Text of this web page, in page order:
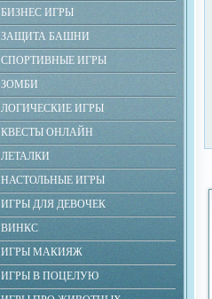
БИЗНЕС ИГРЫ
ЗАЩИТА БАШНИ
СПОРТИВНЫЕ ИГРЫ
ЗОМБИ
ЛОГИЧЕСКИЕ ИГРЫ
КВЕСТЫ ОНЛАЙН
ЛЕТАЛКИ
НАСТОЛЬНЫЕ ИГРЫ
ИГРЫ ДЛЯ ДЕВОЧЕК
ВИНКС
ИГРЫ МАКИЯЖ
ИГРЫ В ПОЦЕЛУЮ